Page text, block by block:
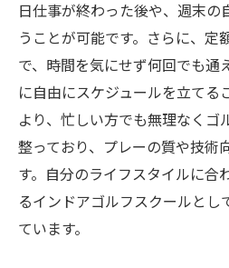
日仕事が終わった後や、週末の
うことが可能です。さらに、定
で、時間を気にせず何回でも通
に自由にスケジュールを立てる
より、忙しい方でも無理なくゴ
整っており、プレーの質や技術
す。自分のライフスタイルに合
るインドアゴルフスクールとし
ています。